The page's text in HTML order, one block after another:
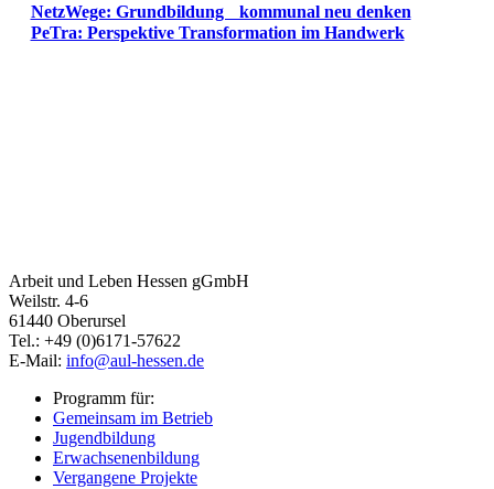
NetzWege: Grundbildung kommunal neu denken
PeTra: Perspektive Transformation im Handwerk
Arbeit und Leben Hessen gGmbH
Weilstr. 4-6
61440 Oberursel
Tel.: +49 (0)6171-57622
E-Mail: info@aul-hessen.de
Programm für:
Gemeinsam im Betrieb
Jugendbildung
Erwachsenenbildung
Vergangene Projekte